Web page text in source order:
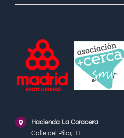
Hacienda La Coracera
Calle del Pilar, 11